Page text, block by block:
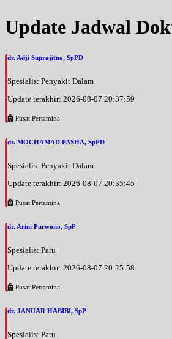
Update Jadwal
dr. Adji Suprajitno, SpPD
Spesialis: Penyakit Dalam
Update terakhir: 2026-08-07 20:37:59
Pusat Pertamina
dr. MOCHAMAD PASHA, SpPD
Spesialis: Penyakit Dalam
Update terakhir: 2026-08-07 20:35:45
Pusat Pertamina
dr. Arini Purwono, SpP
Spesialis: Paru
Update terakhir: 2026-08-07 20:25:58
Pusat Pertamina
dr. JANUAR HABIBI, SpP
Spesialis: Paru